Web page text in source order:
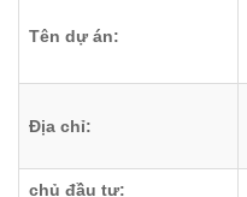
Tên dự án:
Địa chỉ:
chủ đầu tư: